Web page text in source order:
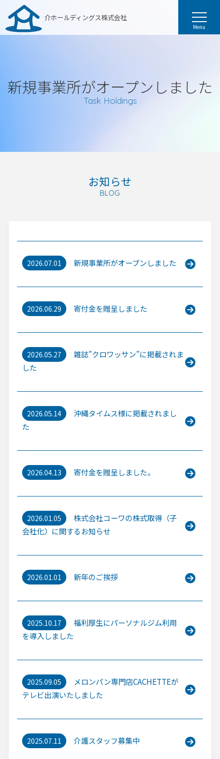
Menu
介ホールディングス株式会社
新規事業所がオープンしました
Task Holdings
お知らせ
BLOG
2026.07.01 新規事業所がオープンしました
2026.06.29 寄付金を贈呈しました
2026.05.27
雑誌”クロワッサン”に掲載されま
した
2026.05.14
沖縄タイムス様に掲載されまし
た
2026.04.13 寄付金を贈呈しました。
2026.01.05
株式会社コーワの株式取得（子
会社化）に関するお知らせ
2026.01.01 新年のご挨拶
2025.10.17
福利厚生にパーソナルジム利用
を導入しました
2025.09.05
メロンパン専門店CACHETTEが
テレビ出演いたしました
2025.07.11 介護スタッフ募集中